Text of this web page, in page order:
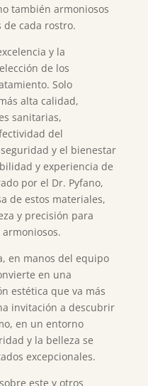
también armoniosos
de cada rostro.
y la
de los
Solo
alta calidad,
sanitarias,
del
y el bienestar
y experiencia de
por el Dr. Pyfano,
de estos materiales,
y precisión para
en manos del equipo
en una
estética que va más
invitación a descubrir
en un entorno
y la belleza se
excepcionales.
este y otros